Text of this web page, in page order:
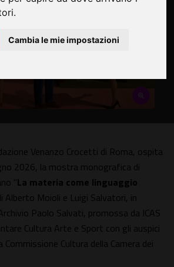
Cambia le mie impostazioni
Venanzo Crocetti di Roma, ospita
2026, la mostra monografica di
"La materia come linguaggio
Alberto Moioli e Luigi Salvatori, in
Paolo Salvati, promossa da ICAS
Cultura Arte e Sport con gli auspici
Commissione Cultura della Camera dei